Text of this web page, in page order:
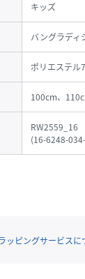
キッズ
バングラディ
ポリエステ
100cm、
RW2559_16
(16-6248-
ッピングサービスに